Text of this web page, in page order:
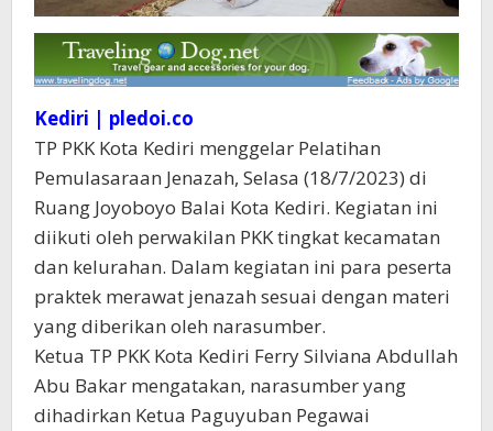
Kediri | pledoi.co
TP PKK Kota Kediri menggelar Pelatihan
Pemulasaraan Jenazah, Selasa (18/7/2023) di
Ruang Joyoboyo Balai Kota Kediri. Kegiatan ini
diikuti oleh perwakilan PKK tingkat kecamatan
dan kelurahan. Dalam kegiatan ini para peserta
praktek merawat jenazah sesuai dengan materi
yang diberikan oleh narasumber.
Ketua TP PKK Kota Kediri Ferry Silviana Abdullah
Abu Bakar mengatakan, narasumber yang
dihadirkan Ketua Paguyuban Pegawai